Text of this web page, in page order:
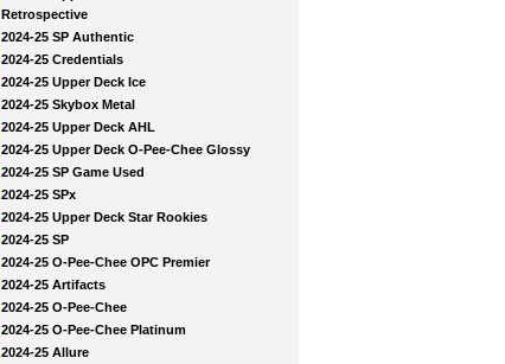
Retrospective
2024-25 SP Authentic
2024-25 Credentials
2024-25 Upper Deck Ice
2024-25 Skybox Metal
2024-25 Upper Deck AHL
2024-25 Upper Deck O-Pee-Chee Glossy
2024-25 SP Game Used
2024-25 SPx
2024-25 Upper Deck Star Rookies
2024-25 SP
2024-25 O-Pee-Chee OPC Premier
2024-25 Artifacts
2024-25 O-Pee-Chee
2024-25 O-Pee-Chee Platinum
2024-25 Allure